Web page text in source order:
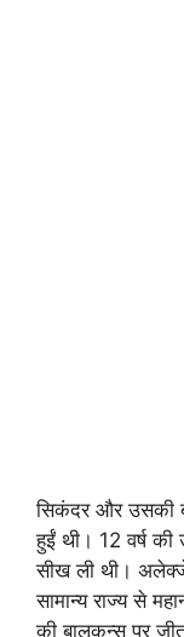
सिकंदर और उसकी
हुईं थी। 12 वर्ष
सीख ली थी।
सामान्य राज्य से
की बालकन्स पर